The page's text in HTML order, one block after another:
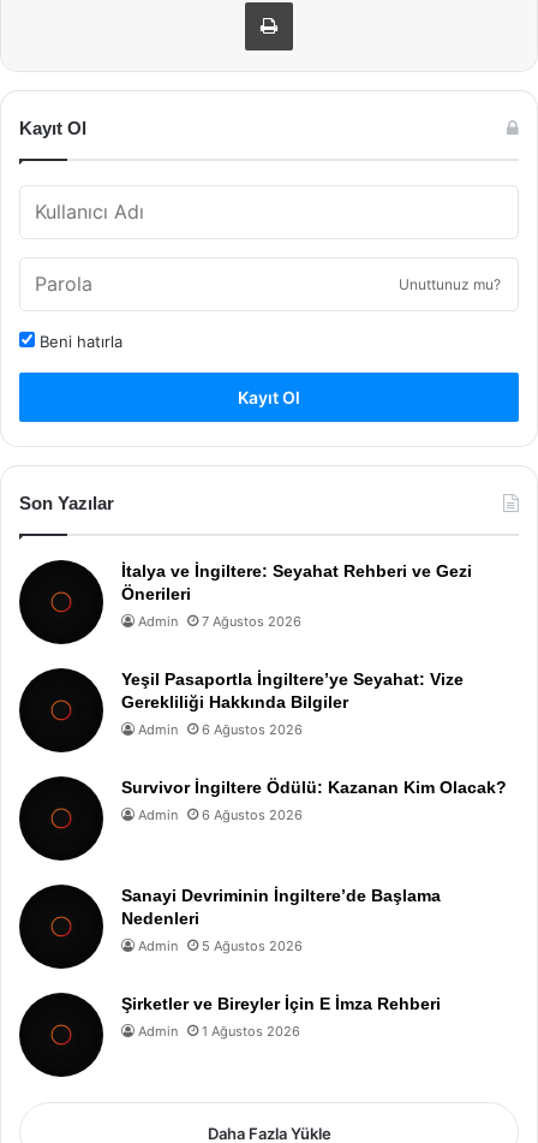
Kayıt Ol
Unuttunuz mu?
Beni hatırla
Kayıt Ol
Son Yazılar
İtalya ve İngiltere: Seyahat Rehberi ve Gezi
Önerileri
Admin 7 Ağustos 2026
Yeşil Pasaportla İngiltere’ye Seyahat: Vize
Gerekliliği Hakkında Bilgiler
Admin 6 Ağustos 2026
Survivor İngiltere Ödülü: Kazanan Kim Olacak?
Admin 6 Ağustos 2026
Sanayi Devriminin İngiltere’de Başlama
Nedenleri
Admin 5 Ağustos 2026
Şirketler ve Bireyler İçin E İmza Rehberi
Admin 1 Ağustos 2026
Daha Fazla Yükle